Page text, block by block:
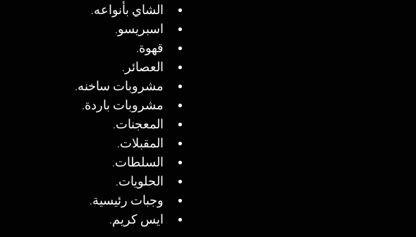
الشاي بأنواعه.
اسبريسو.
قهوة.
العصائر.
مشروبات ساخنه.
مشروبات باردة.
المعجنات.
المقبلات.
السلطات.
الحلويات.
وجبات رئيسية.
ايس كريم.